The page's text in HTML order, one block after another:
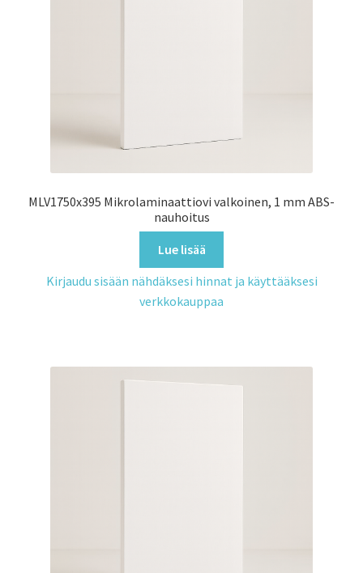
MLV1750x395 Mikrolaminaattiovi valkoinen, 1 mm ABS-
nauhoitus
Lue lisää
Kirjaudu sisään nähdäksesi hinnat ja käyttääksesi
verkkokauppaa